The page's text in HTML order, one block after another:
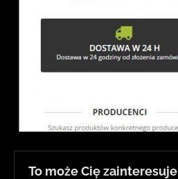
To może Cię zainteresuje